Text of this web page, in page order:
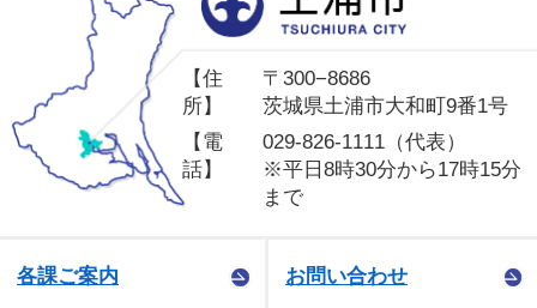
【住
所】
〒300−8686
茨城県土浦市大和町9番1号
【電
話】
029-826-1111（代表）
※平日8時30分から17時15分
まで
各課ご案内 お問い合わせ